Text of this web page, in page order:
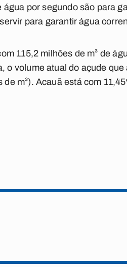
por segundo são para
para garantir água
115,2 milhões de m³ de
o volume atual do açude
m³). Acauã está com